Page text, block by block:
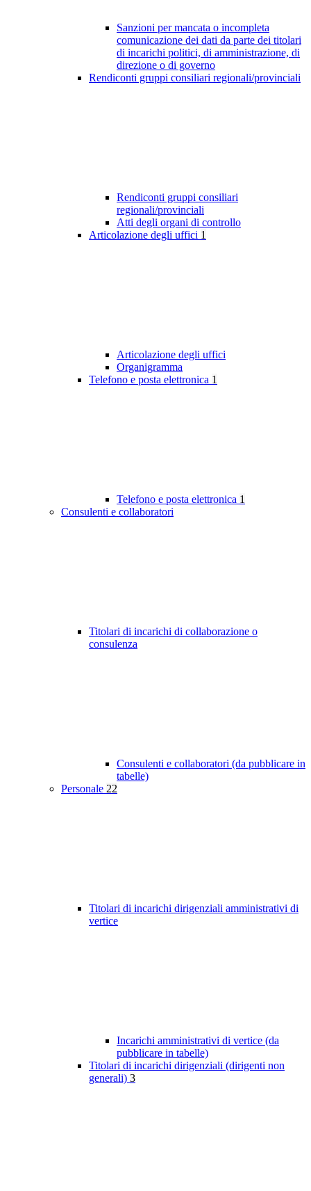
Sanzioni per mancata o incompleta
comunicazione dei dati da parte dei titolari
di incarichi politici, di amministrazione, di
direzione o di governo
Rendiconti gruppi consiliari regionali/provinciali
Rendiconti gruppi consiliari
regionali/provinciali
Atti degli organi di controllo
Articolazione degli uffici 1
Articolazione degli uffici
Organigramma
Telefono e posta elettronica 1
Telefono e posta elettronica 1
Consulenti e collaboratori
Titolari di incarichi di collaborazione o
consulenza
Consulenti e collaboratori (da pubblicare in
tabelle)
Personale 22
Titolari di incarichi dirigenziali amministrativi di
vertice
Incarichi amministrativi di vertice (da
pubblicare in tabelle)
Titolari di incarichi dirigenziali (dirigenti non
generali) 3